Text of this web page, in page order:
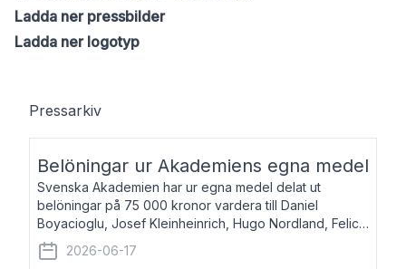
Ladda ner pressbilder
Ladda ner logotyp
Pressarkiv
Belöningar ur Akademiens egna medel
Svenska Akademien har ur egna medel delat ut
belöningar på 75 000 kronor vardera till Daniel
Boyacioglu, Josef Kleinheinrich, Hugo Nordland, Felicia
Stenroth och Svante Strandberg. Daniel Boyacioglu,
född 1981, är poet och scenartist. Josef
2026-06-17